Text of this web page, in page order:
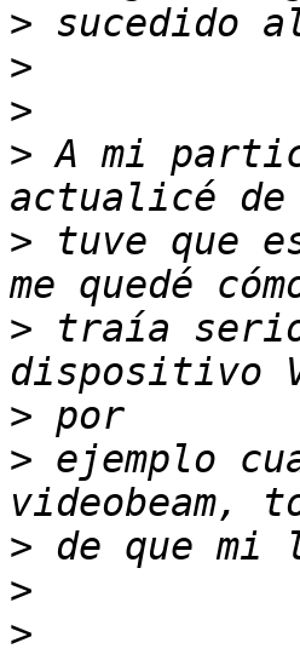
>
>
>
> A mi
> tuve que
> traía
>
> ejemplo
>
>
>